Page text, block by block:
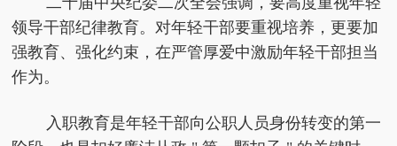
领导干部纪律教育。对年轻干部要重视培养，更要加
强教育、强化约束，在严管厚爱中激励年轻干部担当
作为。
入职教育是年轻干部向公职人员身份转变的第一